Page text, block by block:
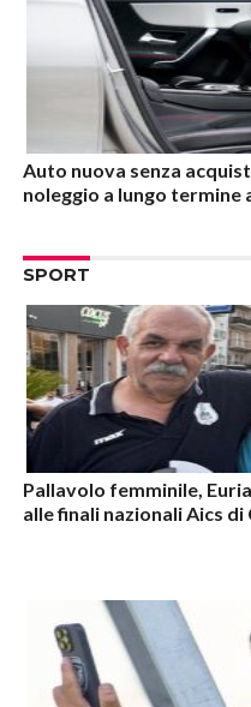
Auto nuova senza
noleggio a lungo
SPORT
Pallavolo femminile,
alle finali nazionali Aics